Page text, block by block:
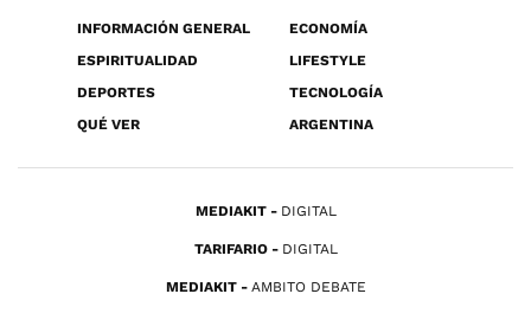
INFORMACIÓN GENERAL
ECONOMÍA
ESPIRITUALIDAD
LIFESTYLE
DEPORTES
TECNOLOGÍA
QUÉ VER
ARGENTINA
MEDIAKIT DIGITAL
TARIFARIO DIGITAL
MEDIAKIT AMBITO DEBATE